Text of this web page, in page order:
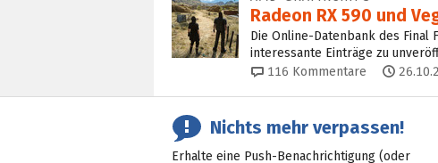
Radeon RX 590 und
Die Online-Datenbank des Final
interessante Einträge zu
116 Kommentare
Nichts mehr verpassen!
Erhalte eine Push-Benachrichtigung (oder